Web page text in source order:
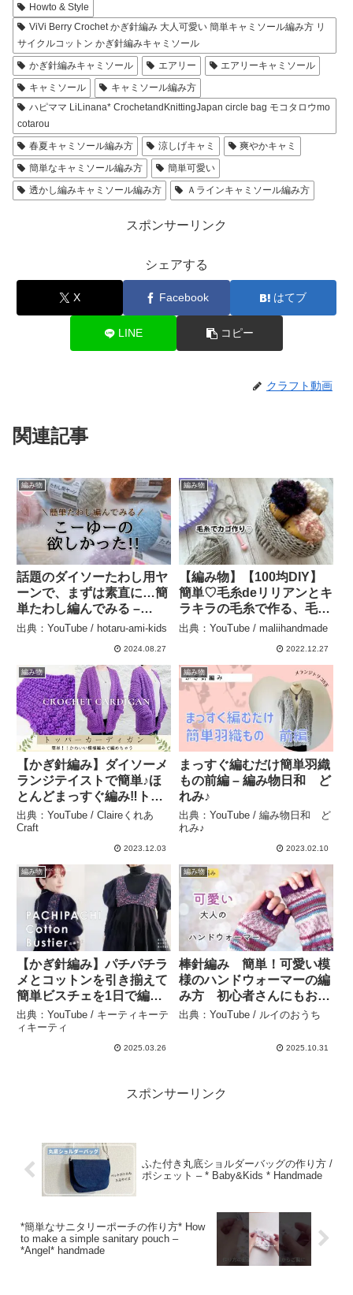
Howto & Style
ViVi Berry Crochet かぎ針編み 大人可愛い 簡単キャミソール編み方 リ
サイクルコットン かぎ針編みキャミソール
かぎ針編みキャミソール
エアリー
エアリーキャミソール
キャミソール
キャミソール編み方
ハピママ LiLinana* CrochetandKnittingJapan circle bag モコタロウmo
cotarou
春夏キャミソール編み方
涼しげキャミ
爽やかキャミ
簡単なキャミソール編み方
簡単可愛い
透かし編みキャミソール編み方
Ａラインキャミソール編み方
スポンサーリンク
シェアする
X Facebook はてブ
LINE コピー
クラフト動画
関連記事
編み物
話題のダイソーたわし用ヤ
ーンで、まずは素直に…簡
単たわし編んでみる –
hotaru-ami-kids
出典：YouTube / hotaru-ami-kids
2024.08.27
編み物
【編み物】【100均DIY】
簡単♡毛糸deリリアンとキ
ラキラの毛糸で作る、毛糸
用のカゴ／Making a
yarn – maliihandmade
出典：YouTube / maliihandmade
2022.12.27
編み物
【かぎ針編み】ダイソーメ
ランジテイストで簡単♪ほ
とんどまっすぐ編み‼トッ
パーカーディガンの編み
方/crochet cardigan –
Claireくれあ Craft
出典：YouTube / Claireくれあ
Craft
2023.12.03
編み物
まっすぐ編むだけ簡単羽織
もの前編 – 編み物日和 ど
れみ♪
出典：YouTube / 編み物日和 ど
れみ♪
2023.02.10
編み物
【かぎ針編み】パチパチラ
メとコットンを引き揃えて
簡単ビスチェを1日で編み
ました。 – キーティキーテ
ィキーティ
出典：YouTube / キーティキーテ
ィキーティ
2025.03.26
編み物
棒針編み 簡単！可愛い模
様のハンドウォーマーの編
み方 初心者さんにもおす
すめ – ルイのおうち
出典：YouTube / ルイのおうち
2025.10.31
スポンサーリンク
ふた付き丸底ショルダーバッグの作り方 /
ポシェット – * Baby&Kids * Handmade
*簡単なサニタリーポーチの作り方* How
to make a simple sanitary pouch –
*Angel* handmade